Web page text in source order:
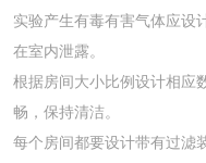
实验产生有毒有害气体应设
在室内泄露。
根据房间大小比例设计相应
畅，保持清洁。
每个房间都要设计带有过滤